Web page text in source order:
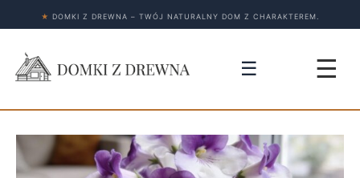
★ DOMKI Z DREWNA – TWÓJ NATURALNY DOM Z CHARAKTEREM.
☰ ☰